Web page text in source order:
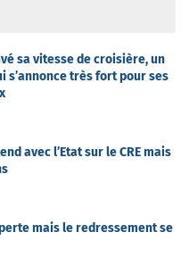
sa vitesse de croisière, un
s’annonce très fort pour ses
avec l’Etat sur le CRE mais
mais le redressement se